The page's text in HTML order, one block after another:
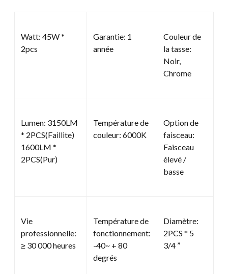
Watt: 45W *
2pcs
Garantie: 1
année
Couleur de
la tasse:
Noir,
Chrome
Lumen: 3150LM
* 2PCS(Faillite)
1600LM *
2PCS(Pur)
Température de
couleur: 6000K
Option de
faisceau:
Faisceau
élevé /
basse
Vie
professionnelle:
≥ 30 000 heures
Température de
fonctionnement:
-40~ + 80
degrés
Diamètre:
2PCS * 5
3/4 ”